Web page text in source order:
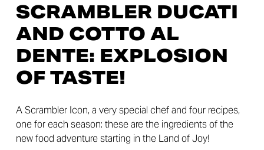
SCRAMBLER DUCATI
AND COTTO AL
DENTE: EXPLOSION
OF TASTE!
A Scrambler Icon, a very special chef and four recipes,
one for each season: these are the ingredients of the
new food adventure starting in the Land of Joy!